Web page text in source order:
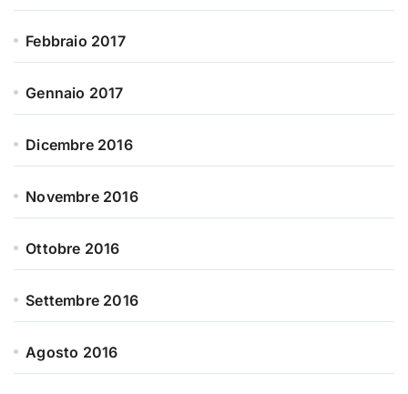
Febbraio 2017
Gennaio 2017
Dicembre 2016
Novembre 2016
Ottobre 2016
Settembre 2016
Agosto 2016